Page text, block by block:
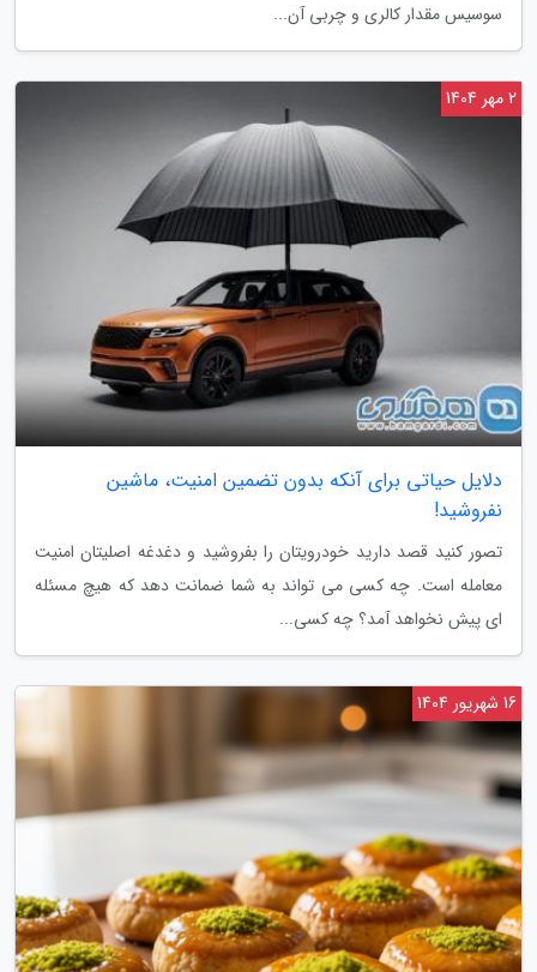
سوسیس مقدار کالری و چربی آن...
دلایل حیاتی برای آنکه بدون تضمین امنیت، ماشین
نفروشید!
تصور کنید قصد دارید خودرویتان را بفروشید و دغدغه اصلیتان امنیت
معامله است. چه کسی می تواند به شما ضمانت دهد که هیچ مسئله
ای پیش نخواهد آمد؟ چه کسی...
2 مهر 1404
16 شهریور 1404